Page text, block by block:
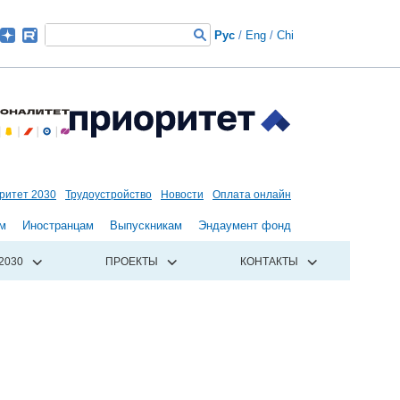
Рус / Eng / Chi
2030 Трудоустройство Новости Оплата онлайн
Иностранцам Выпускникам Эндаумент фонд
ПРОЕКТЫ КОНТАКТЫ